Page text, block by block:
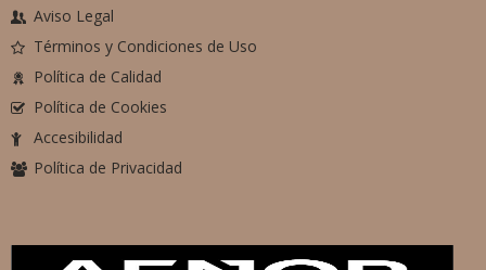
Aviso Legal
Términos y Condiciones de Uso
Política de Calidad
Política de Cookies
Accesibilidad
Política de Privacidad